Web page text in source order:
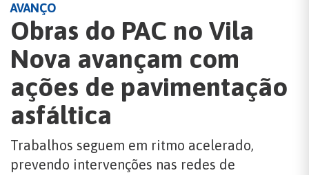
AVANÇO
Obras do PAC no Vila
Nova avançam com
ações de pavimentação
asfáltica
Trabalhos seguem em ritmo acelerado,
prevendo intervenções nas redes de